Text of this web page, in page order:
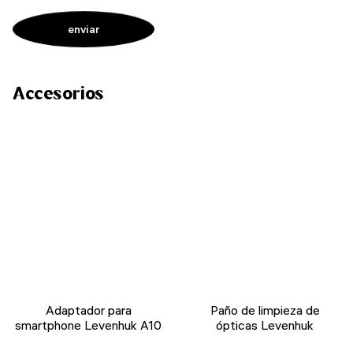
Accesorios
Adaptador para
smartphone Levenhuk A10
Paño de limpieza de
ópticas Levenhuk